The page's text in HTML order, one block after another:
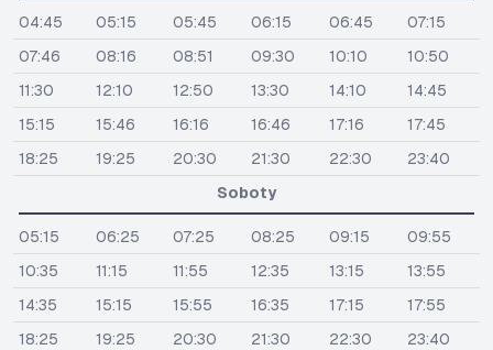
04:45 05:15 05:45 06:15 06:45
07:15
07:46
08:16 08:51 09:30 10:10
10:50
11:30
12:10 12:50 13:30 14:10
14:45
15:15
15:46 16:16 16:46 17:16
17:45
18:25
19:25 20:30 21:30 22:30
23:40
Soboty
05:15 06:25 07:25 08:25 09:15
09:55
10:35
11:15 11:55 12:35 13:15
13:55
14:35
15:15 15:55 16:35 17:15
17:55
18:25
19:25 20:30 21:30 22:30
23:40